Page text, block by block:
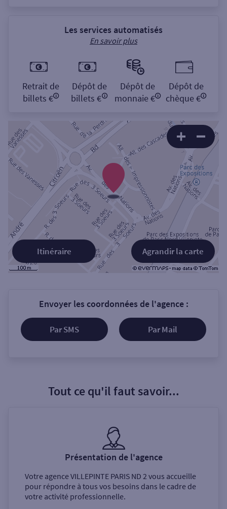
Les services automatisés
En savoir plus
Retrait de
billets €
Dépôt de
billets €
Dépôt de
monnaie €
Dépôt de
chèque €
Agrandir la carte
Itinéraire
Envoyer les coordonnées de l'agence :
Par SMS Par Mail
Tout ce qu'il faut savoir...
Présentation de l'agence
Votre agenceVILLEPINTE PARIS ND 2vous accueille
pour répondre à tous vos besoins dans le cadre de
votre activité professionnelle.